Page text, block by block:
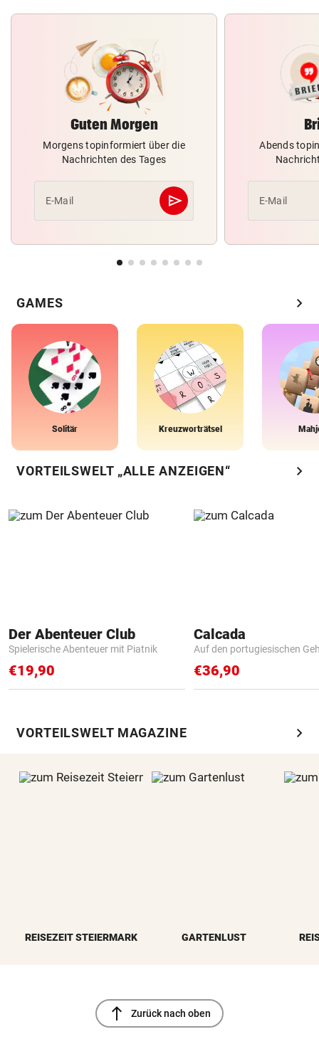
Guten Morgen
Morgens topinformiert über die
Nachrichten des Tages
E-Mail send
Abschicken
Abends
E-Mail
GAMES chevron_right
Solitär Kreuzworträtsel
VORTEILSWELT „ALLE ANZEIGEN“ chevron_right
Der Abenteuer Club
Spielerische Abenteuer mit Piatnik
€19,90
Calcada
Auf den portugiesischen
€36,90
VORTEILSWELT MAGAZINE chevron_right
REISEZEIT STEIERMARK GARTENLUST
north Zurück nach oben